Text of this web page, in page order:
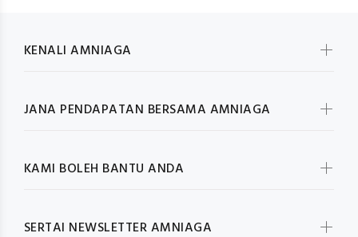
KENALI AMNIAGA
JANA PENDAPATAN BERSAMA AMNIAGA
KAMI BOLEH BANTU ANDA
SERTAI NEWSLETTER AMNIAGA